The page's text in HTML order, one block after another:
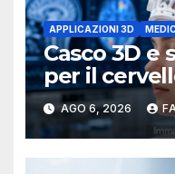
APPLICAZIONI 3D
Casco 3D e
per il
l’OPM-MEG
AGO 6, 2026